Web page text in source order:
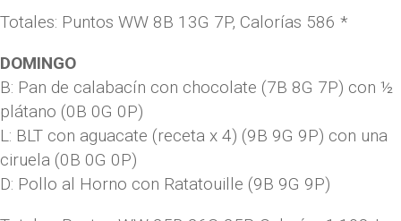
Totales: Puntos WW 8B 13G 7P, Calorías 586 *
DOMINGO
B: Pan de calabacín con chocolate (7B 8G 7P) con ½
plátano (0B 0G 0P)
L: BLT con aguacate (receta x 4) (9B 9G 9P) con una
ciruela (0B 0G 0P)
D: Pollo al Horno con Ratatouille (9B 9G 9P)